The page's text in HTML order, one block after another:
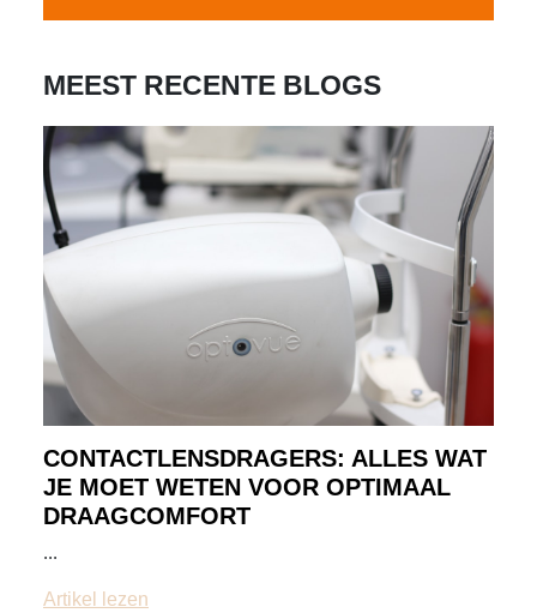
MEEST RECENTE BLOGS
CONTACTLENSDRAGERS: ALLES WAT
JE MOET WETEN VOOR OPTIMAAL
DRAAGCOMFORT
...
Artikel lezen